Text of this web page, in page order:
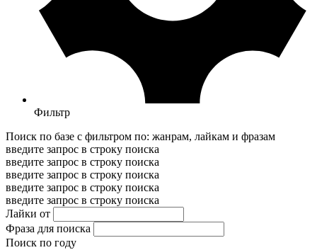
Фильтр
Поиск по базе с фильтром по: жанрам, лайкам и фразам
введите запрос в строку поиска
введите запрос в строку поиска
введите запрос в строку поиска
введите запрос в строку поиска
введите запрос в строку поиска
Лайки от
Фраза для поиска
Поиск по году